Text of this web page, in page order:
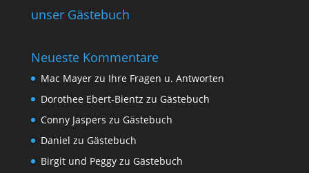
unser Gästebuch
Neueste Kommentare
Mac Mayerzu Ihre Fragen u. Antworten
Dorothee Ebert-Bientz zu Gästebuch
Conny Jaspers zu Gästebuch
Daniel zu Gästebuch
Birgit und Peggyzu Gästebuch